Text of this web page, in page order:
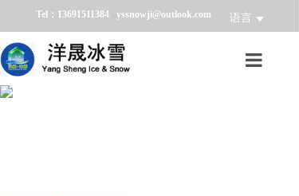
Tel：13691511384 yssnowji@outlook.com 语言